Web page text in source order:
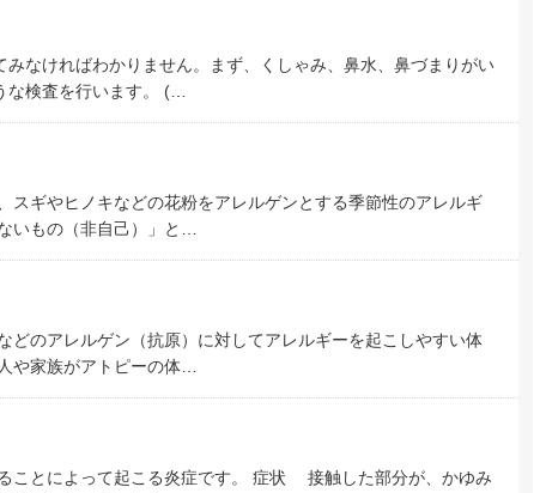
なければわかりません。まず、くしゃみ、鼻水、鼻づまりがい
な検査を行います。 (…
ギやヒノキなどの花粉をアレルゲンとする季節性のアレルギ
もの（非自己）」と…
のアレルゲン（抗原）に対してアレルギーを起こしやすい体
家族がアトピーの体…
ことによって起こる炎症です。 症状 接触した部分が、かゆみ